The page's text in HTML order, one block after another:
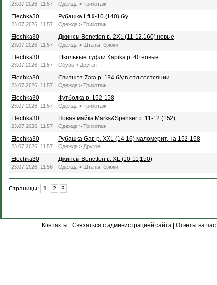
23.07.2026, 11:57 Одежда > Трикотаж
Elechka30
23.07.2026, 11:57
Рубашка Lft 9-10 (140) б/у
Одежда > Трикотаж
Elechka30
23.07.2026, 11:57
Джинсы Benetton р. 2XL (11-12,160) новые
Одежда > Штаны, брюки
Elechka30
23.07.2026, 11:57
Школьные туфли Kapika р. 40 новые
Обувь > Другая
Elechka30
23.07.2026, 11:57
Свитшот Zara р. 134 б/у в отл состоянии
Одежда > Трикотаж
Elechka30
23.07.2026, 11:57
Футболка р. 152-158
Одежда > Трикотаж
Elechka30
23.07.2026, 11:57
Новая майка Marks&Spenser р. 11-12 (152)
Одежда > Трикотаж
Elechka30
23.07.2026, 11:57
Рубашка Gap р. XXL (14-16) маломерит, на 152-158
Одежда > Другое
Elechka30
23.07.2026, 11:56
Джинсы Benetton р. XL (10-11,150)
Одежда > Штаны, брюки
Страницы: 1 2 3
Контакты Связаться с администрацией сайта Ответы на